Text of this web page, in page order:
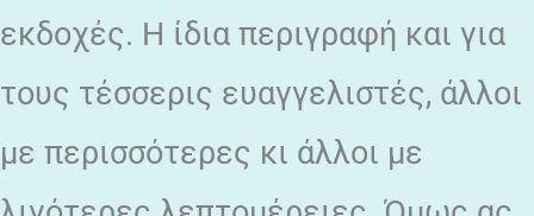
εκδοχές. Η ίδια περιγραφή και για
τους τέσσερις ευαγγελιστές, άλλοι
με περισσότερες κι άλλοι με